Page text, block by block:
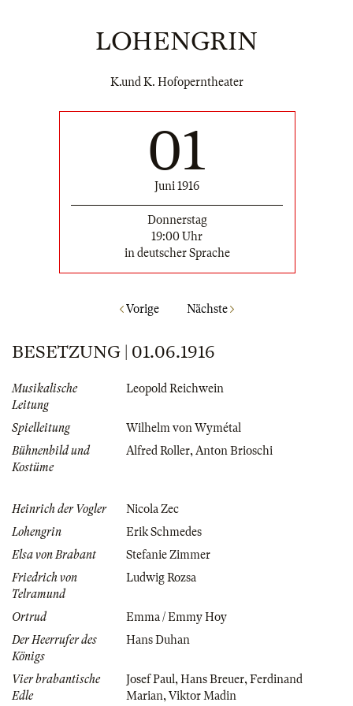
LOHENGRIN
K.und K. Hofoperntheater
01
Juni 1916
Donnerstag
19:00 Uhr
in deutscher Sprache
Vorige Nächste
BESETZUNG | 01.06.1916
Musikalische
Leitung
Leopold Reichwein
Spielleitung
Wilhelm von Wymétal
Bühnenbild und
Kostüme
Alfred Roller,Anton Brioschi
Heinrich der Vogler
Nicola Zec
Lohengrin
Erik Schmedes
Elsa von Brabant
Stefanie Zimmer
Friedrich von
Telramund
Ludwig Rozsa
Ortrud
Emma / Emmy Hoy
Der Heerrufer des
Königs
Hans Duhan
Vier brabantische
Edle
Josef Paul,Hans Breuer,Ferdinand
Marian,Viktor Madin